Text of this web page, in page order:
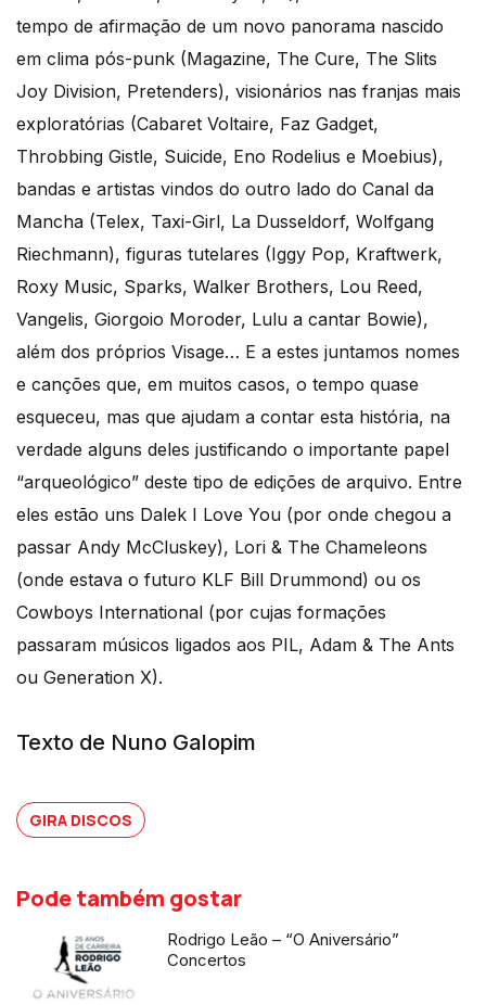
tempo de afirmação de um novo panorama nascido
em clima pós-punk (Magazine, The Cure, The Slits
Joy Division, Pretenders), visionários nas franjas mais
exploratórias (Cabaret Voltaire, Faz Gadget,
Throbbing Gistle, Suicide, Eno Rodelius e Moebius),
bandas e artistas vindos do outro lado do Canal da
Mancha (Telex, Taxi-Girl, La Dusseldorf, Wolfgang
Riechmann), figuras tutelares (Iggy Pop, Kraftwerk,
Roxy Music, Sparks, Walker Brothers, Lou Reed,
Vangelis, Giorgoio Moroder, Lulu a cantar Bowie),
além dos próprios Visage… E a estes juntamos nomes
e canções que, em muitos casos, o tempo quase
esqueceu, mas que ajudam a contar esta história, na
verdade alguns deles justificando o importante papel
“arqueológico” deste tipo de edições de arquivo. Entre
eles estão uns Dalek I Love You (por onde chegou a
passar Andy McCluskey), Lori & The Chameleons
(onde estava o futuro KLF Bill Drummond) ou os
Cowboys International (por cujas formações
passaram músicos ligados aos PIL, Adam & The Ants
ou Generation X).
Texto de Nuno Galopim
GIRA DISCOS
Pode também gostar
Rodrigo Leão – “O Aniversário”
Concertos